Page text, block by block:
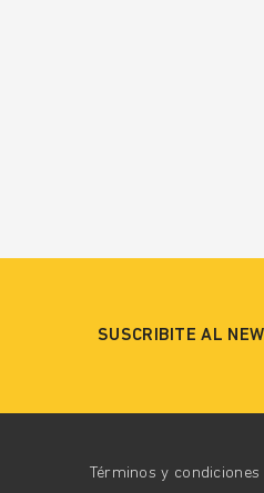
SUSCRIBITE AL
Términos y condiciones